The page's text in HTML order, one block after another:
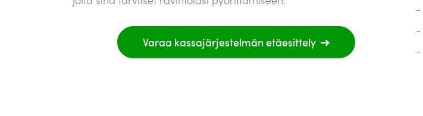
Varaa kassajärjestelmän etäesittely